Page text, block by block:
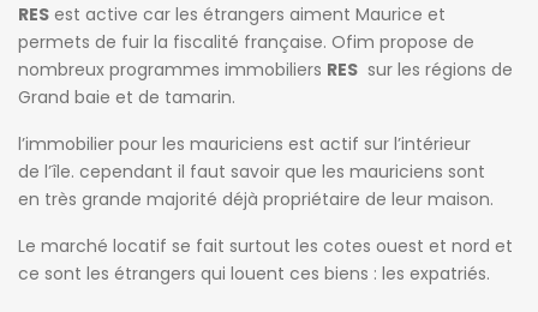
RES est active car les étrangers aiment Maurice et
permets de fuir la fiscalité française. Ofim propose de
nombreux programmes immobiliers RES sur les régions de
Grand baie et de tamarin.
l’immobilier pour les mauriciens est actif sur l’intérieur
de l’île. cependant il faut savoir que les mauriciens sont
en très grande majorité déjà propriétaire de leur maison.
Le marché locatif se fait surtout les cotes ouest et nord et
ce sont les étrangers qui louent ces biens : les expatriés.